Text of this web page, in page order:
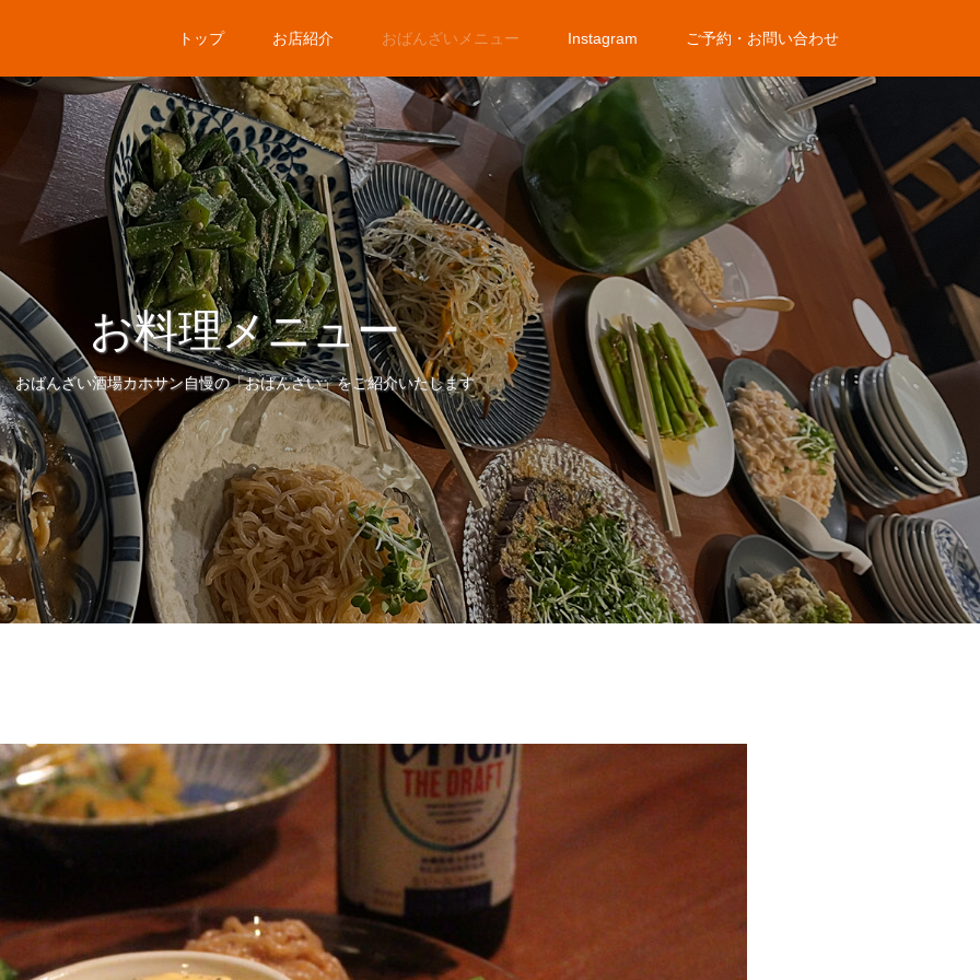
トップ お店紹介 おばんざいメニュー Instagram ご予約・お問い合わせ
お料理メニュー
おばんざい酒場カホサン自慢の「おばんざい」をご紹介いたします